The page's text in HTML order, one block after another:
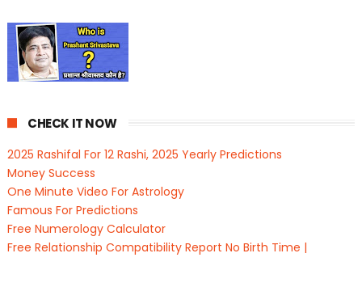
CHECK IT NOW
2025 Rashifal For 12 Rashi, 2025 Yearly Predictions
Money Success
One Minute Video For Astrology
Famous For Predictions
Free Numerology Calculator
Free Relationship Compatibility Report No Birth Time |